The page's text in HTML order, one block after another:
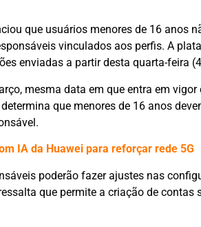
que usuários menores de 16 anos
vinculados aos perfis. A
enviadas a partir desta quarta-feira
mesma data em que entra em
que menores de 16 anos
IA da Huawei para reforçar rede 5G
poderão fazer ajustes nas
que permite a criação de contas